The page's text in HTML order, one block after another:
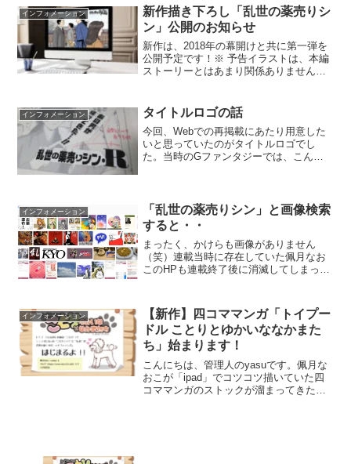
事に全巻発売しましたので「乱世の薬売
りシン」という作品の紹介をするサイト
に生まれ変わらせました。
インフォメーション
新作描き下ろし「乱世の薬売りシ
ン」公開のお知らせ
新作は、2018年の幕開けと共に第一弾を
公開予定です！※ 予告イラストは、本編
ストーリーとはあまり関係ありません
更新新春お年玉 描き下ろし「謹賀新年
（1P...
インフォメーション タイトルロゴの話
今回、Webでの再掲載にあたり用意した
いと思っていたのがタイトルロゴでし
た。当時のGファンタジーでは、こんな
欲しいな〜っということ...
インフォメーション
「乱世の薬売りシン」と画像検索
すると・・
まったく、かけらも画像がありません
（笑）連載当時に存在していた佩月なお
このHPも連載終了後に消滅してしまった
が最近、うちで作成した「お薬塗布」の
アイコンだけです。
インフォメーション
【新作】四コママンガ「トイプー
ドル ことりとゆかいななかまた
ち」始まります！
こんにちは、管理人のyasuです。佩月な
おこが「ipad」でコツコツ描いていた四
コママンガのストックが溜まってきたの